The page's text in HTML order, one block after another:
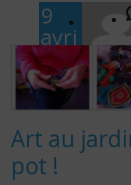
9
avri
l
201
herve
zede
-
Art au
pot !